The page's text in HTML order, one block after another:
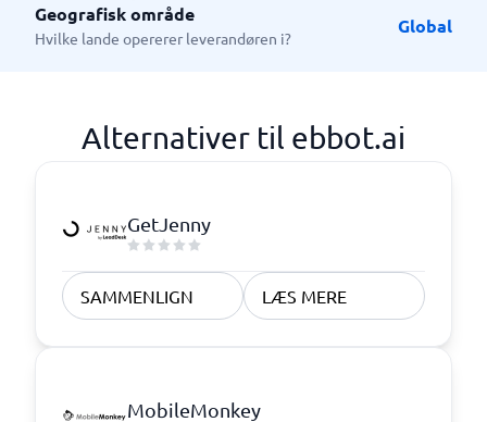
Geografisk område
Hvilke lande opererer leverandøren i?
Global
Alternativer til ebbot.ai
GetJenny
SAMMENLIGN LÆS MERE
MobileMonkey